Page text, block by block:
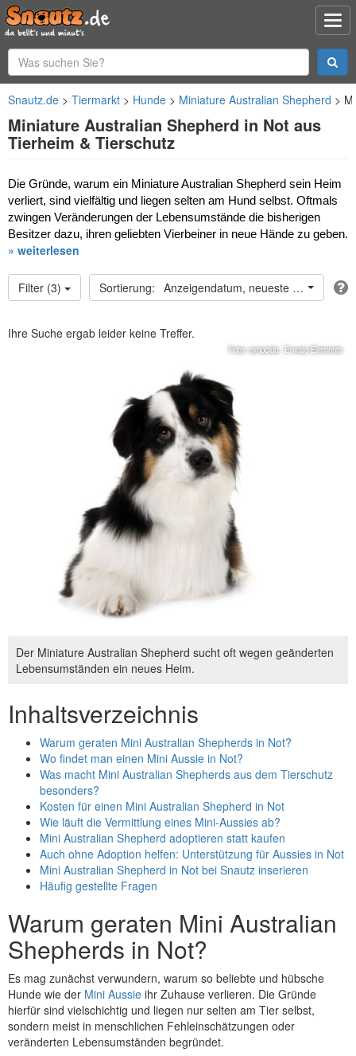
Snautz.de Tiermarkt Hunde Miniature Australian Shepherd
Miniature Australian Shepherd in Not aus
Tierheim & Tierschutz
Die Gründe, warum ein Miniature Australian Shepherd sein Heim
verliert, sind vielfältig und liegen selten am Hund selbst. Oftmals
zwingen Veränderungen der Lebensumstände die bisherigen
Besitzer dazu, ihren geliebten Vierbeiner in neue Hände zu geben.
» weiterlesen
Filter (3) Anzeigendatum, neueste oben
Ihre Suche ergab leider keine Treffer.
Der Miniature Australian Shepherd sucht oft wegen geänderten
Lebensumständen ein neues Heim.
Foto: cynoclub, Envato Elements
Inhaltsverzeichnis
Warum geraten Mini Australian Shepherds in Not?
Wo findet man einen Mini Aussie in Not?
Was macht Mini Australian Shepherds aus dem Tierschutz
besonders?
Kosten für einen Mini Australian Shepherd in Not
Wie läuft die Vermittlung eines Mini-Aussies ab?
Mini Australian Shepherd adoptieren statt kaufen
Auch ohne Adoption helfen: Unterstützung für Aussies in Not
Mini Australian Shepherd in Not bei Snautz inserieren
Häufig gestellte Fragen
Warum geraten Mini Australian
Shepherds in Not?
Es mag zunächst verwundern, warum so beliebte und hübsche
Hunde wie der Mini Aussie ihr Zuhause verlieren. Die Gründe
hierfür sind vielschichtig und liegen nur selten am Tier selbst,
sondern meist in menschlichen Fehleinschätzungen oder
veränderten Lebensumständen begründet.